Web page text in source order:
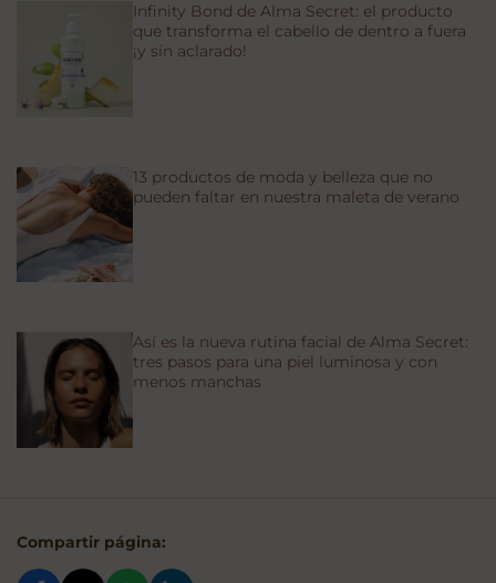
Infinity Bond de Alma Secret: el producto
que transforma el cabello de dentro a fuera
¡y sin aclarado!
13 productos de moda y belleza que no
pueden faltar en nuestra maleta de verano
Así es la nueva rutina facial de Alma Secret:
tres pasos para una piel luminosa y con
menos manchas
Compartir página: